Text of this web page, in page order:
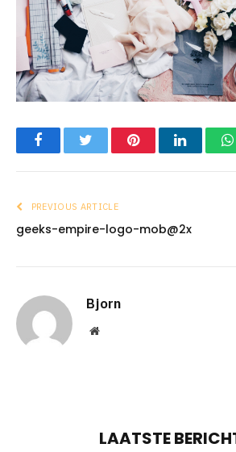
FacebookTwitter PinterestLinkedIn
PREVIOUS ARTICLE
geeks-empire-logo-mob@2x
Bjorn
Website
LAATSTE